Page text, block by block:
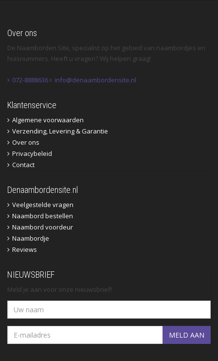
Over ons
De Naamborden Site, specialist op het gebied van naambordjes en
huisnummers. Heeft u vragen? Wij helpen graag!
072-8888636 info@denaambordensite.nl
Klantenservice
Algemene voorwaarden
Verzending, Levering & Garantie
Over ons
Privacybeleid
Contact
Denaambordensite.nl
Veelgestelde vragen
Naambord bestellen
Naambord voordeur
Naambordje
Reviews
NIEUWSBRIEF
Meld je aan voor onze nieuwsbrief!
MELD AAN